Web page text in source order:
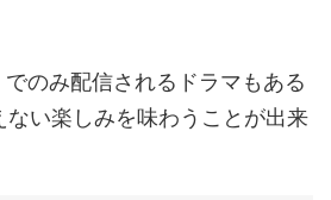
のみ配信されるドラマもある
い楽しみを味わうことが出来